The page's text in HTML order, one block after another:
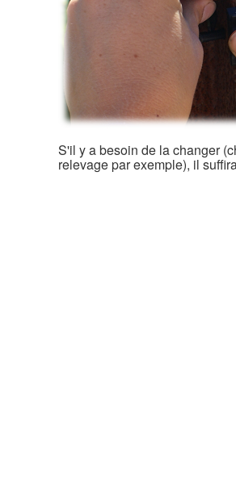
S'il y a besoin de la changer
relevage par exemple), il